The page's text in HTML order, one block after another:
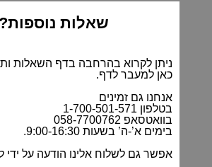
שאלות נוספות?
ניתן לקרוא בהרחבה בדף השאלות
כאן למעבר לדף.
אנחנו גם זמינים
בטלפון 1-700-501-571
בוואטסאפ 058-7700762
בימים א’-ה’ בשעות 9:00-16:30.
אפשר גם לשלוח אלינו הודעה על ידי